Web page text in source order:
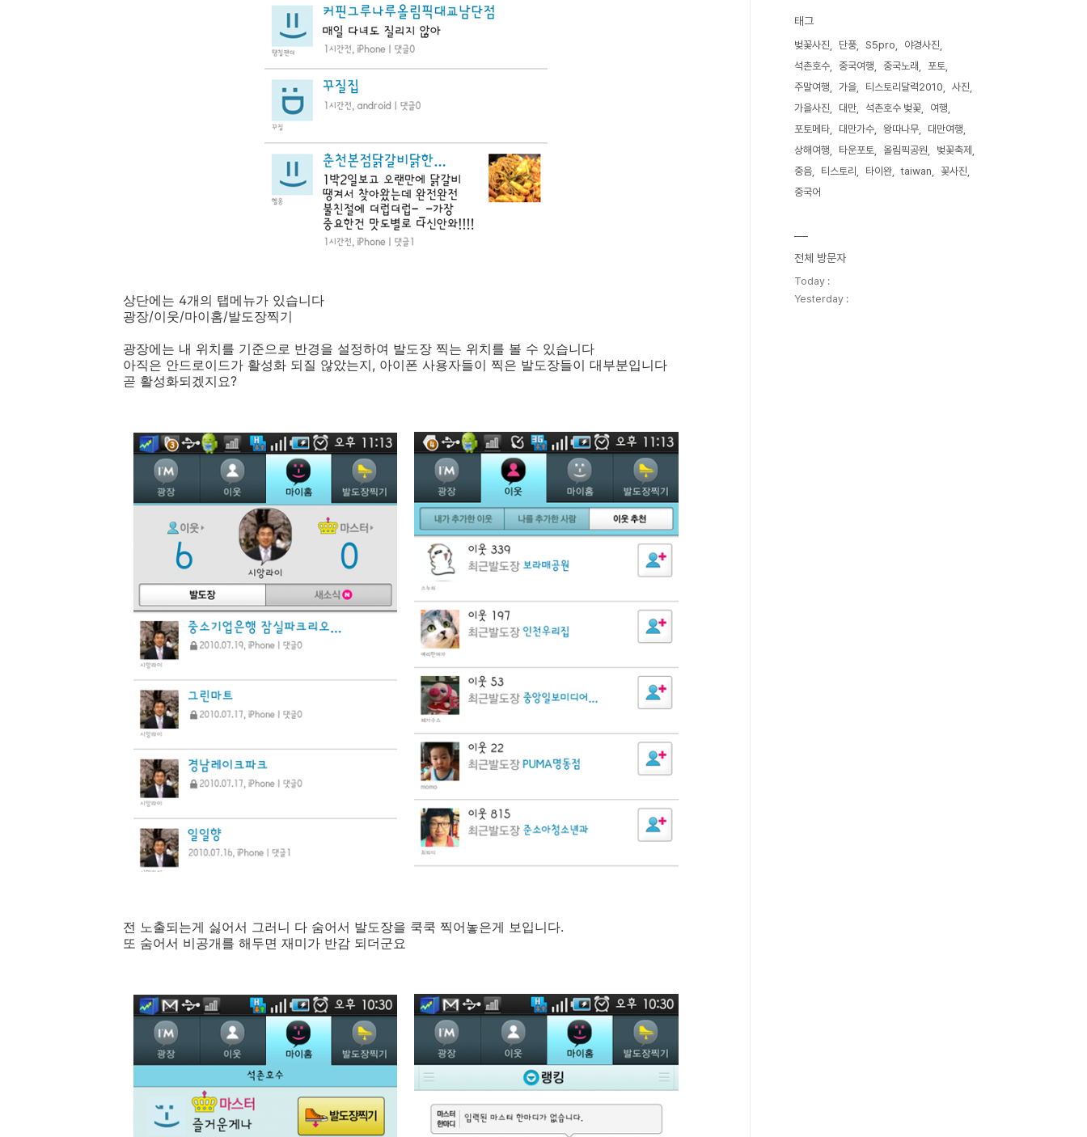
상단에는 4개의 탭메뉴가 있습니다
광장/이웃/마이홈/발도장찍기
광장에는 내 위치를 기준으로 반경을 설정하여 발도장 찍는 위치를 볼 수 있습니다
아직은 안드로이드가 활성화 되질 않았는지, 아이폰 사용자들이 찍은 발도장들이 대부분입니다
곧 활성화되겠지요?
전 노출되는게 싫어서 그러니 다 숨어서 발도장을 쿡쿡 찍어놓은게 보입니다.
또 숨어서 비공개를 해두면 재미가 반감 되더군요
태그
벚꽃사진 단풍 S5pro
야경사진
석촌호수
중국여행 중국노래
포토
주말여행
가을 티스토리달력2010
사진
가을사진
대만 석촌호수 벚꽃
여행
포토메타
대만가수 왕따나무
대만여행
상해여행
타운포토 올림픽공원
벚꽃축제
중음
티스토리 타이완 taiwan
꽃사진
중국어
전체 방문자
Today :
Yesterday :